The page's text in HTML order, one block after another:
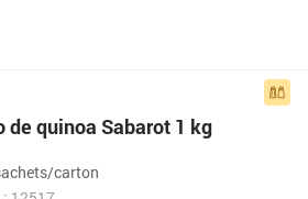
de quinoa Sabarot 1 kg
carton